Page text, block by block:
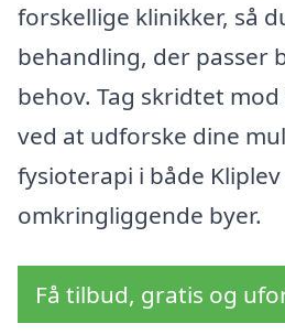
forskellige klinikker, så
behandling, der passer
behov. Tag skridtet
ved at udforske dine
fysioterapi i både
omkringliggende byer.
Få tilbud, gratis og